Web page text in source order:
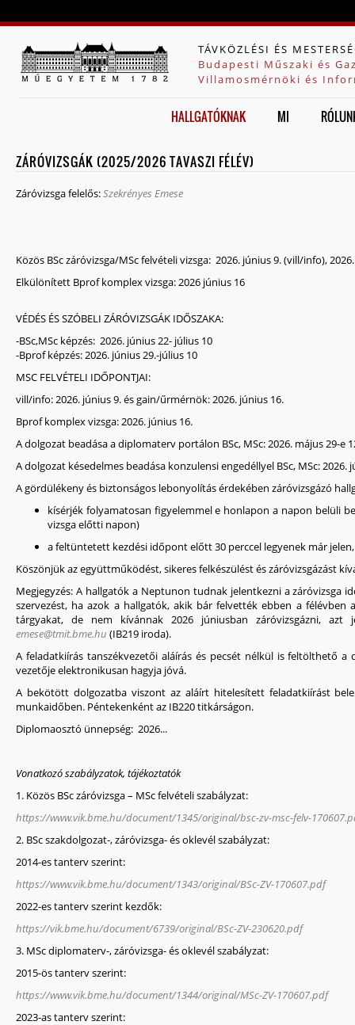
TÁVKÖZLÉSI ÉS
Budapesti Műszaki és
Villamosmérnöki és
HALLGATÓKNAK MI
ZÁRÓVIZSGÁK (2025/2026 TAVASZI FÉLÉV)
Záróvizsga felelős:Szekrényes Emese
Közös BSc záróvizsga/MSc felvételi vizsga: 2026. június 9. (vill/info),
Elkülönített Bprof komplex vizsga: 2026 június 16
VÉDÉS ÉS SZÓBELI ZÁRÓVIZSGÁK IDŐSZAKA:
-BSc,MSc képzés: 2026. június 22- július 10
-Bprof képzés: 2026. június 29.-július 10
MSC FELVÉTELI IDŐPONTJAI:
vill/info: 2026. június 9. és gain/űrmérnök: 2026. június 16.
Bprof komplex vizsga:2026. június 16.
A dolgozat beadása a diplomaterv portálon BSc, MSc: 2026. május 29-e
A dolgozat késedelmes beadása konzulensi engedéllyel BSc, MSc: 2026.
A gördülékeny és biztonságos lebonyolítás érdekében záróvizsgázó
kísérjék folyamatosan figyelemmel e honlapon a napon belüli
vizsga előtti napon)
a feltüntetett kezdési időpont előtt 30 perccel legyenek már jelen,
Köszönjük az együttműködést, sikeres felkészülést és záróvizsgázást
Megjegyzés: A hallgatók a Neptunon tudnak jelentkezni a záróvizsga
szervezést, ha azok a hallgatók, akik bár felvették ebben a félévben
tárgyakat, de nem kívánnak 2026 júniusban záróvizsgázni, azt
emese@tmit.bme.hu (IB219 iroda).
A feladatkiírás tanszékvezetői aláírás és pecsét nélkül is feltölthető
vezetője elektronikusan hagyja jóvá.
A bekötött dolgozatba viszont az aláírt hitelesített feladatkiírást
munkaidőben. Péntekenként az IB220 titkárságon.
Diplomaosztó ünnepség: 2026...
Vonatkozó szabályzatok, tájékoztatók
1. Közös BSc záróvizsga – MSc felvételi szabályzat:
https://www.vik.bme.hu/document/1345/original/bsc-zv-msc-felv-
2. BSc szakdolgozat-, záróvizsga- és oklevél szabályzat:
2014-es tanterv szerint:
https://www.vik.bme.hu/document/1343/original/BSc-ZV-170607.pdf
2022-es tanterv szerint kezdők:
https://vik.bme.hu/document/6739/original/BSc-ZV-230620.pdf
3. MSc diplomaterv-, záróvizsga- és oklevél szabályzat:
2015-ös tanterv szerint:
https://www.vik.bme.hu/document/1344/original/MSc-ZV-170607.pdf
2023-as tanterv szerint: